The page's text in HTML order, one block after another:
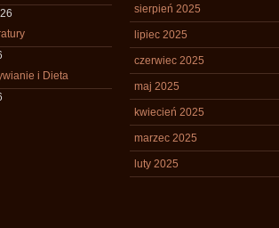
i Dieta
sierpień 2025
lipiec 2025
czerwiec 2025
maj 2025
kwiecień 2025
marzec 2025
luty 2025